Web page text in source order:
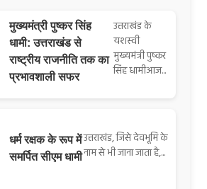
मुख्यमंत्री पुष्कर सिंह
धामी: उत्तराखंड से
राष्ट्रीय राजनीति तक का
प्रभावशाली सफर
उत्तराखंड के
यशस्वी
मुख्यमंत्री पुष्कर
सिंह धामीआज...
धर्म रक्षक के रूप में
समर्पित सीएम धामी
उत्तराखंड, जिसे देवभूमि के
नाम से भी जाना जाता है,...